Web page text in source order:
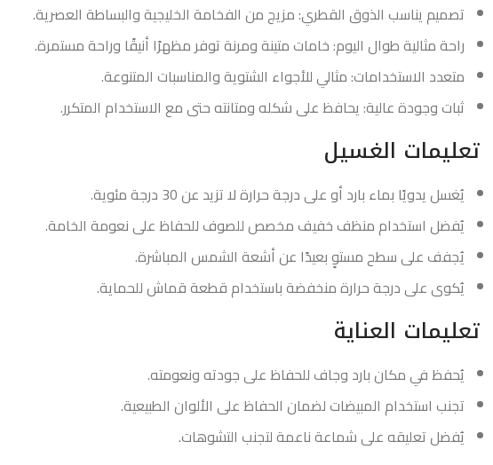
تصميم يناسب الذوق القطري: مزيج من الفخامة الخليجية والبساطة العصرية.
راحة مثالية طوال اليوم: خامات متينة ومرنة توفر مظهرًا أنيقًا وراحة مستمرة.
متعدد الاستخدامات: مثالي للأجواء الشتوية والمناسبات المتنوعة.
ثبات وجودة عالية: يحافظ على شكله ومتانته حتى مع الاستخدام المتكرر.
تعليمات الغسيل
يُغسل يدويًا بماء بارد أو على درجة حرارة لا تزيد عن 30 درجة مئوية.
يُفضل استخدام منظف خفيف مخصص للصوف للحفاظ على نعومة الخامة.
يُجفف على سطح مستوٍ بعيدًا عن أشعة الشمس المباشرة.
يُكوى على درجة حرارة منخفضة باستخدام قطعة قماش للحماية.
تعليمات العناية
يُحفظ في مكان بارد وجاف للحفاظ على جودته ونعومته.
تجنب استخدام المبيضات لضمان الحفاظ على الألوان الطبيعية.
يُفضل تعليقه على شماعة ناعمة لتجنب التشوهات.